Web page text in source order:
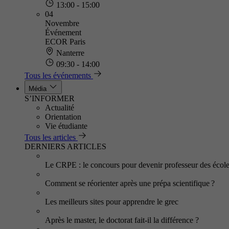
13:00 - 15:00
04
Novembre
Événement
ECOR Paris
Nanterre
09:30 - 14:00
Tous les événements
Média
S’INFORMER
Actualité
Orientation
Vie étudiante
Tous les articles
DERNIERS ARTICLES
Le CRPE : le concours pour devenir professeur des
Comment se réorienter après une prépa scientifique ?
Les meilleurs sites pour apprendre le grec
Après le master, le doctorat fait-il la différence ?